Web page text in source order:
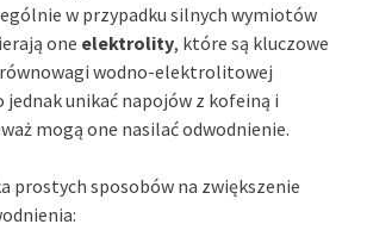
w przypadku silnych wymiotów
one elektrolity, które są kluczowe
wodno-elektrolitowej
unikać napojów z kofeiną i
mogą one nasilać odwodnienie.
prostych sposobów na zwiększenie